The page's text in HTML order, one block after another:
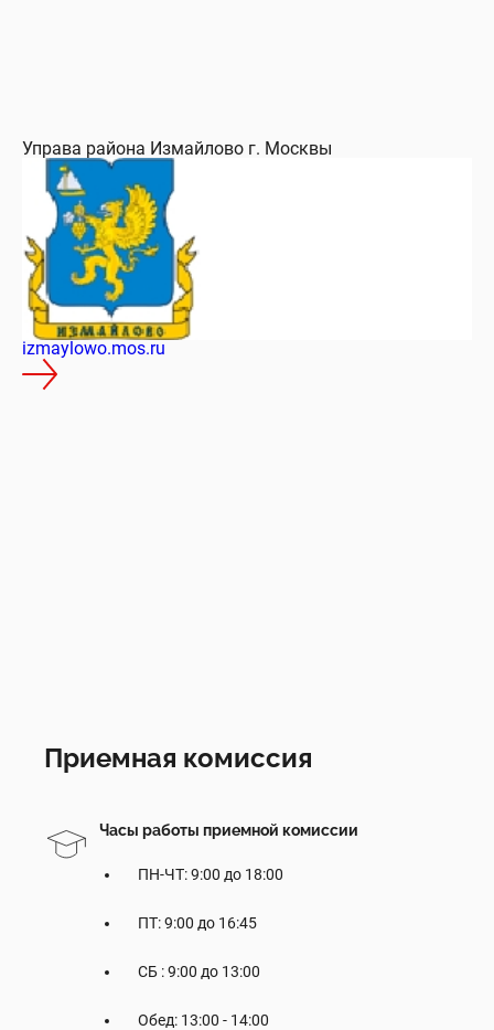
Управа района Измайлово г. Москвы
izmaylowo.mos.ru
Приемная комиссия
Часы работы приемной комиссии
ПН-ЧТ: 9:00 до 18:00
ПТ: 9:00 до 16:45
СБ : 9:00 до 13:00
Обед: 13:00 - 14:00